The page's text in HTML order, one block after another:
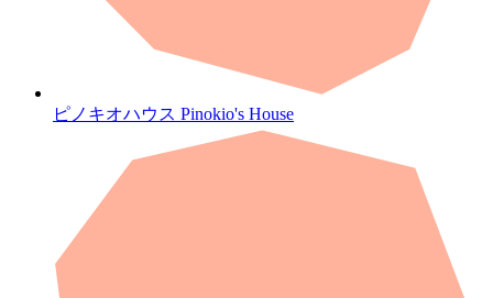
ピノキオハウス Pinokio's House